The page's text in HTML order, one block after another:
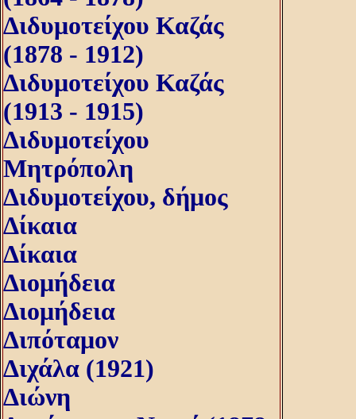
Διδυμοτείχου Καζάς
(1878 - 1912)
Διδυμοτείχου Καζάς
(1913 - 1915)
Διδυμοτείχου
Μητρόπολη
Διδυμοτείχου, δήμος
Δίκαια
Δίκαια
Διομήδεια
Διομήδεια
Διπόταμον
Διχάλα (1921)
Διώνη